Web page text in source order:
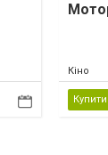
Кіно
Купити